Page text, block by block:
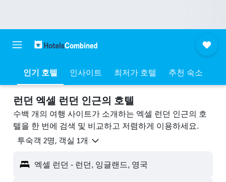
인기 호텔 인사이트 최저가 호텔 추천 숙소
런던 엑셀 런던 ​인근의 호텔
수백 개의 여행 사이트가 소개하는 엑셀 런던 인근의 호
텔을 한 번에 검색 및 비교하고 저렴하게 이용하세요.
​투숙객 2​명, ​객실 1개
엑셀 런던 - 런던, 잉글랜드, 영국